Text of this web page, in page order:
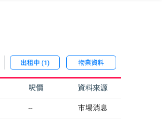
出租中 (1) 物業資料
呎價 資料來源
-- 市場消息